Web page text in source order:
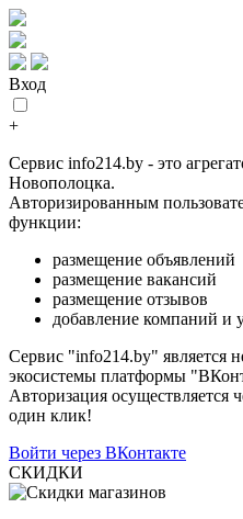
Вход
+
Сервис info214.by - это
Новополоцка.
Авторизированным
функции:
размещение объявлений
размещение вакансий
размещение отзывов
добавление компаний и
Сервис "info214.by" является
экосистемы платформы
Авторизация осуществляется
один клик!
Войти через ВКонтакте
СКИДКИ